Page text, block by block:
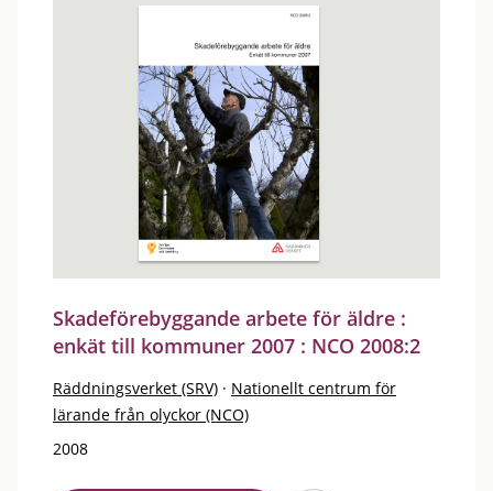
Skadeförebyggande arbete för äldre :
enkät till kommuner 2007 : NCO 2008:2
Räddningsverket (SRV) · Nationellt centrum för
lärande från olyckor (NCO)
2008